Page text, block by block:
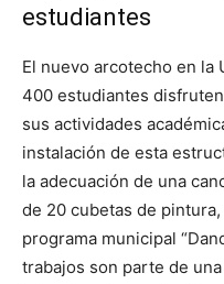
estudiantes
El nuevo arcotecho en la
400 estudiantes
sus actividades
instalación de esta
la adecuación de una
de 20 cubetas de
programa municipal
trabajos son parte de